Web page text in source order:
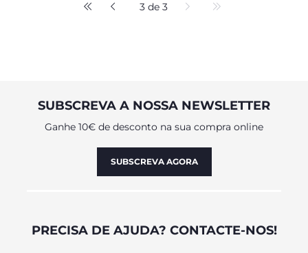
3 de 3
SUBSCREVA A NOSSA NEWSLETTER
Ganhe 10€ de desconto na sua compra online
SUBSCREVA AGORA
PRECISA DE AJUDA? CONTACTE-NOS!